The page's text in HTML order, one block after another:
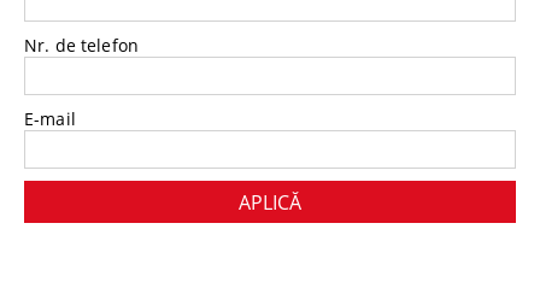
Nr. de telefon
E-mail